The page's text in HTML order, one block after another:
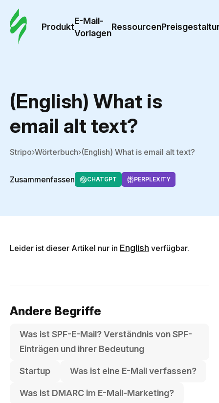
Produkt
E-Mail-
Vorlagen
Ressourcen
(English) What is
email alt text?
Stripo Wörterbuch (English) What is email alt text?
Zusammenfassen CHATGPT PERPLEXITY
Leider ist dieser Artikel nur in English verfügbar.
Andere Begriffe
Was ist SPF-E-Mail? Verständnis von SPF-
Einträgen und ihrer Bedeutung
Startup Was ist eine E-Mail verfassen?
Was ist DMARC im E-Mail-Marketing?